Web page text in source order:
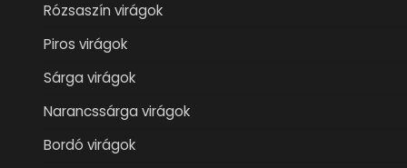
Rózsaszín virágok
Piros virágok
Sárga virágok
Narancssárga virágok
Bordó virágok